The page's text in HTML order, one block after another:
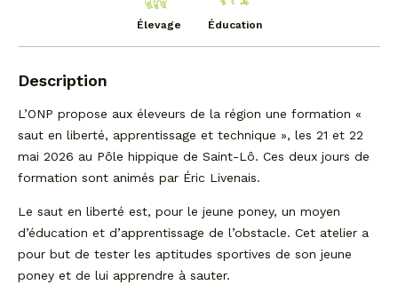
Élevage Éducation
Description
L’ONP propose aux éleveurs de la région une formation «
saut en liberté, apprentissage et technique », les 21 et 22
mai 2026 au Pôle hippique de Saint-Lô. Ces deux jours de
formation sont animés par Éric Livenais.
Le saut en liberté est, pour le jeune poney, un moyen
d’éducation et d’apprentissage de l’obstacle. Cet atelier a
pour but de tester les aptitudes sportives de son jeune
poney et de lui apprendre à sauter.